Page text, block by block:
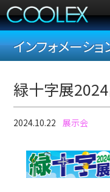
インフォメーショ
緑十字展
2024.10.22 展示会